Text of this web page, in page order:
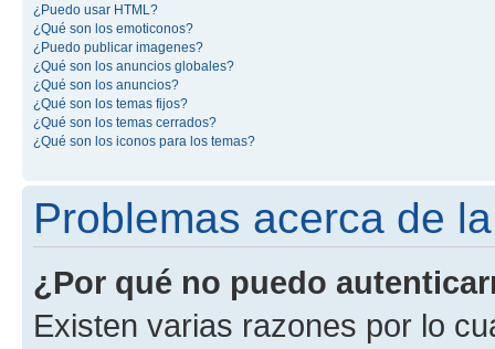
¿Puedo usar HTML?
¿Qué son los emoticonos?
¿Puedo publicar imagenes?
¿Qué son los anuncios globales?
¿Qué son los anuncios?
¿Qué son los temas fijos?
¿Qué son los temas cerrados?
¿Qué son los iconos para los temas?
Problemas acerca de
¿Por qué no puedo
Existen varias razones por lo